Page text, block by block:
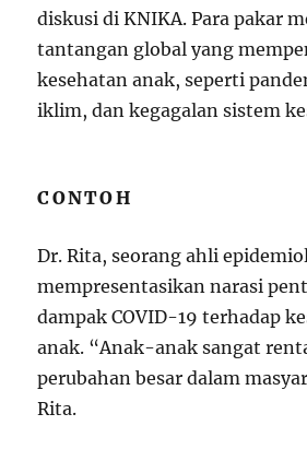
diskusi di KNIKA. Para pakar
tantangan global yang
kesehatan anak, seperti
iklim, dan kegagalan sistem
CONTOH
Dr. Rita, seorang ahli
mempresentasikan narasi
dampak COVID-19 terhadap
anak. “Anak-anak sangat
perubahan besar dalam
Rita.